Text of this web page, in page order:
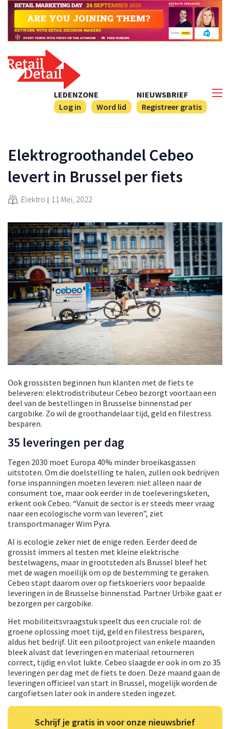
NIEUWSBRIEF
Registreer gratis
LEDENZONE
Log in
Word lid
Elektrogroothandel Cebeo
levert in Brussel per fiets
Elektro 11 Mei, 2022
Ook grossisten beginnen hun klanten met de fiets te
beleveren: elektrodistributeur Cebeo bezorgt voortaan een
deel van de bestellingen in Brusselse binnenstad per
cargobike. Zo wil de groothandelaar tijd, geld en filestress
besparen.
35 leveringen per dag
Tegen 2030 moet Europa 40% minder broeikasgassen
uitstoten. Om die doelstelling te halen, zullen ook bedrijven
forse inspanningen moeten leveren: niet alleen naar de
consument toe, maar ook eerder in de toeleveringsketen,
erkent ook Cebeo. “Vanuit de sector is er steeds meer vraag
naar een ecologische vorm van leveren”, ziet
transportmanager Wim Pyra.
Al is ecologie zeker niet de enige reden. Eerder deed de
grossist immers al testen met kleine elektrische
bestelwagens, maar in grootsteden als Brussel bleef het
met de wagen moeilijk om op de bestemming te geraken.
Cebeo stapt daarom over op fietskoeriers voor bepaalde
leveringen in de Brusselse binnenstad. Partner Urbike gaat er
bezorgen per cargobike.
Het mobiliteitsvraagstuk speelt dus een cruciale rol: de
groene oplossing moet tijd, geld en filestress besparen,
aldus het bedrijf. Uit een pilootproject van enkele maanden
bleek alvast dat leveringen en materiaal retourneren
correct, tijdig en vlot lukte. Cebeo slaagde er ook in om zo 35
leveringen per dag met de fiets te doen. Deze maand gaan de
leveringen officieel van start in Brussel, mogelijk worden de
cargofietsen later ook in andere steden ingezet.
Schrijf je gratis in voor onze nieuwsbrief